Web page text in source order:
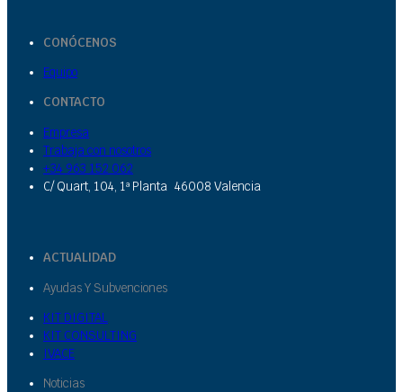
CONÓCENOS
Equipo
CONTACTO
Empresa
Trabaja con nosotros
+34 963 152 062
C/ Quart, 104, 1ª Planta 46008 Valencia
ACTUALIDAD
Ayudas Y Subvenciones
KIT DIGITAL
KIT CONSULTING
IVACE
Noticias